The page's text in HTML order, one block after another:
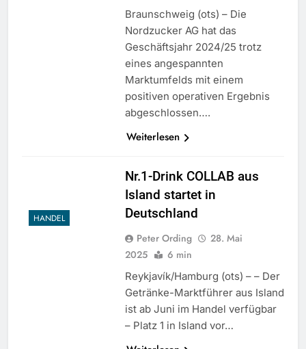
Braunschweig (ots) – Die
Nordzucker AG hat das
Geschäftsjahr 2024/25 trotz
eines angespannten
Marktumfelds mit einem
positiven operativen Ergebnis
abgeschlossen….
Weiterlesen
HANDEL
Nr.1-Drink COLLAB aus
Island startet in
Deutschland
Peter Ording
28. Mai
2025
6 min
Reykjavík/Hamburg (ots) – – Der
Getränke-Marktführer aus Island
ist ab Juni im Handel verfügbar
– Platz 1 in Island vor…